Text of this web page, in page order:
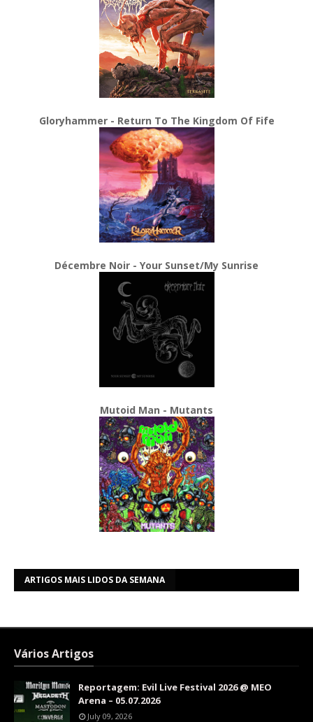
Gloryhammer - Return To The Kingdom Of Fife
Décembre Noir - Your Sunset/My Sunrise
Mutoid Man - Mutants
ARTIGOS MAIS LIDOS DA SEMANA
Vários Artigos
Reportagem: Evil Live Festival 2026 @ MEO
Arena – 05.07.2026
July 09, 2026